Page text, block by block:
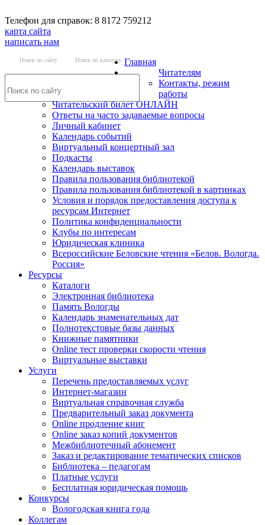
Телефон для справок: 8 8172 759212
карта сайта
написать нам
Поиск по сайту Поиск по каталогу Главная
Читателям
Контакты, режим
работы
Читательский билет ОНЛАЙН
Ответы на часто задаваемые вопросы
Личный кабинет
Календарь событий
Виртуальный концертный зал
Подкасты
Календарь выставок
Правила пользования библиотекой
Правила пользования библиотекой в картинках
Условия и порядок предоставления доступа к
ресурсам Интернет
Политика конфиденциальности
Клубы по интересам
Юридическая клиника
Всероссийские Беловские чтения «Белов. Вологда.
Россия»
Ресурсы
Каталоги
Электронная библиотека
Память Вологды
Календарь знаменательных дат
Полнотекстовые базы данных
Книжные памятники
Online тест проверки скорости чтения
Виртуальные выставки
Услуги
Перечень предоставляемых услуг
Интернет-магазин
Виртуальная справочная служба
Предварительный заказ документа
Online продление книг
Online заказ копий документов
Межбиблиотечный абонемент
Заказ и редактирование тематических списков
Библиотека – педагогам
Платные услуги
Бесплатная юридическая помощь
Конкурсы
Вологодская книга года
Коллегам